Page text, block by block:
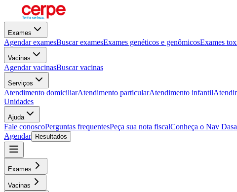
Exames
Agendar examesBuscar examesExames genéticos e genômicosExames
Vacinas
Agendar vacinasBuscar vacinas
Serviços
Atendimento domiciliarAtendimento particularAtendimento infantil
Unidades
Ajuda
Fale conoscoPerguntas frequentesPeça sua nota fiscalConheça o Nav Dasa
Agendar
Resultados
Exames
Vacinas